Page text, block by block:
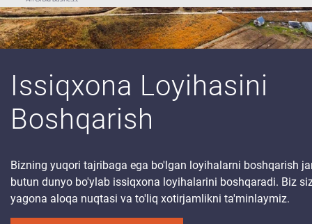
AqlliSugorish
BizningYechimlarimiz
IssiqxonaLoyihalari
Issiqxona Tuzilmalari
Issiqxona Texnologiyalari
Issiqxona Sugorish Tizimlari
Issiqxona Loyihasini
Boshqarish
Bizning yuqori tajribaga ega bo'lgan loyihalarni boshqarish
butun dunyo bo'ylab issiqxona loyihalarini boshqaradi. Biz
yagona aloqa nuqtasi va to'liq xotirjamlikni ta'minlaymiz.